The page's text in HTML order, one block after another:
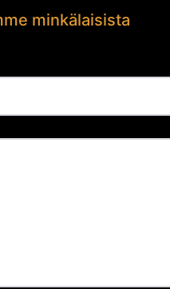
minkälaisista